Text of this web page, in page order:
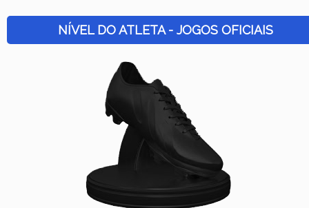
NÍVEL DO ATLETA - JOGOS OFICIAIS